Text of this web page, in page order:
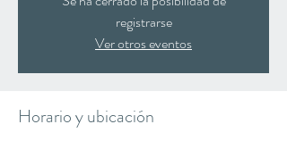
registrarse
Ver otros eventos
Horario y ubicación